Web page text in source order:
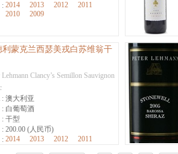
: 2014 2013 2012
2011
2010
2009
利蒙克兰西瑟美戎白苏维翁干
Lehmann Clancy’s Semillon Sauvignon
: 澳大利亚
: 白葡萄酒
: 干型
: 200.00 (人民币)
: 2014 2013 2012
2011